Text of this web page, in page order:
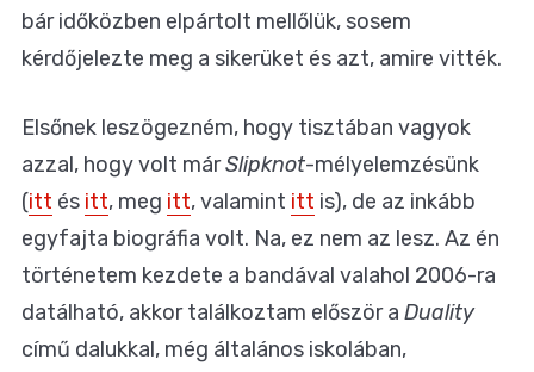
bár időközben elpártolt mellőlük, sosem
kérdőjelezte meg a sikerüket és azt, amire vitték.
Elsőnek leszögezném, hogy tisztában vagyok
azzal, hogy volt márSlipknot-mélyelemzésünk
(itt és itt, meg itt, valamint itt is), de az inkább
egyfajta biográfia volt. Na, ez nem az lesz. Az én
történetem kezdete a bandával valahol 2006-ra
datálható, akkor találkoztam először a Duality
című dalukkal, még általános iskolában,